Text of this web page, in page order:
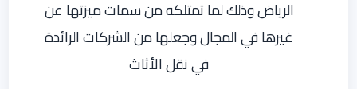
الرياض وذلك لما تمتلكه من سمات ميزتها عن
غيرها في المجال وجعلها من الشركات الرائدة
في نقل الأثاث